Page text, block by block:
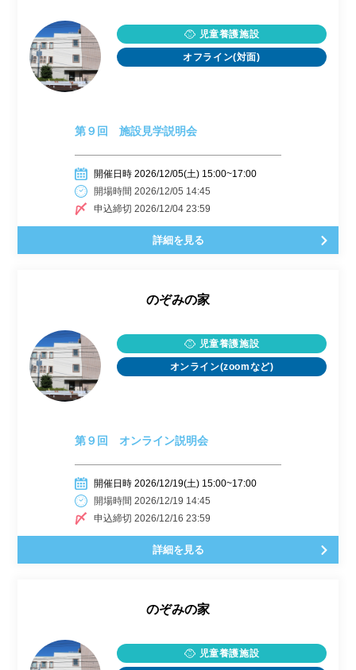
児童養護施設
オフライン(対面)
第９回 施設見学説明会
開催日時 2026/12/05(土) 15:00~17:00
開場時間 2026/12/05 14:45
申込締切 2026/12/04 23:59
詳細を見る
のぞみの家
児童養護施設
オンライン(zoomなど)
第９回 オンライン説明会
開催日時 2026/12/19(土) 15:00~17:00
開場時間 2026/12/19 14:45
申込締切 2026/12/16 23:59
詳細を見る
のぞみの家
児童養護施設